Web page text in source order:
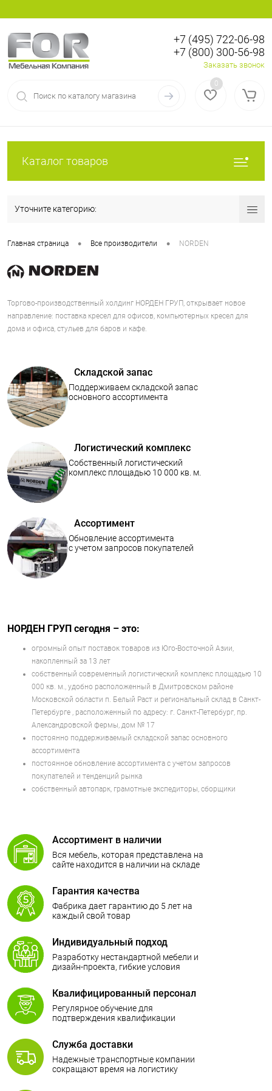
Регистрация
+7 (495) 722-06-98
+7 (800) 300-56-98
Заказать звонок
0
Каталог товаров
Уточните категорию:
Главная страница • Все производители • NORDEN
Торгово-производственный холдинг НОРДЕН ГРУП, открывает новое
направление: поставка кресел для офисов, компьютерных кресел для
дома и офиса, стульев для баров и кафе.
Складской запас
Поддерживаем складской запас
основного ассортимента
Логистический комплекс
Собственный логистический
комплекс площадью 10 000 кв. м.
Ассортимент
Обновление ассортимента
с учетом запросов покупателей
НОРДЕН ГРУП сегодня – это:
огромный опыт поставок товаров из Юго-Восточной Азии,
накопленный за 13 лет
собственный современный логистический комплекс площадью 10
000 кв. м., удобно расположенный в Дмитровском районе
Московской области п. Белый Раст и региональный склад в Санкт-
Петербурге , расположенный по адресу: г. Санкт-Петербург, пр.
Александровской фермы, дом № 17
постоянно поддерживаемый складской запас основного
ассортимента
постоянное обновление ассортимента с учетом запросов
покупателей и тенденций рынка
собственный автопарк, грамотные экспедиторы, сборщики
Ассортимент в наличии
Вся мебель, которая представлена на
сайте находится в наличии на складе
Гарантия качества
Фабрика дает гарантию до 5 лет на
каждый свой товар
Индивидуальный подход
Разработку нестандартной мебели и
дизайн-проекта, гибкие условия
Квалифицированный персонал
Регулярное обучение для
подтверждения квалификации
Служба доставки
Надежные транспортные компании
сокращают время на логистику